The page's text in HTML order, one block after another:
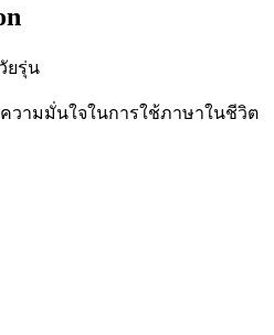
ยรุ่น
วามมั่นใจในการใช้ภาษาในชีวิต